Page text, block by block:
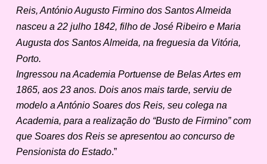
Reis, António Augusto Firmino dos Santos Almeida
nasceu a 22 julho 1842, filho de José Ribeiro e Maria
Augusta dos Santos Almeida, na freguesia da Vitória,
Porto.
Ingressou na Academia Portuense de Belas Artes em
1865, aos 23 anos. Dois anos mais tarde, serviu de
modelo a António Soares dos Reis, seu colega na
Academia, para a realização do “Busto de Firmino” com
que Soares dos Reis se apresentou ao concurso de
Pensionista do Estado.”